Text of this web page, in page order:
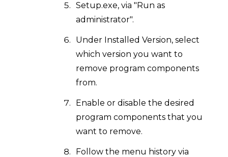
Setup.exe, via "Run as
administrator".
Under Installed Version, select
which version you want to
remove program components
from.
Enable or disable the desired
program components that you
want to remove.
Follow the menu history via